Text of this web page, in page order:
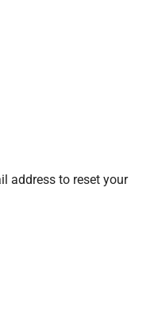
address to reset your